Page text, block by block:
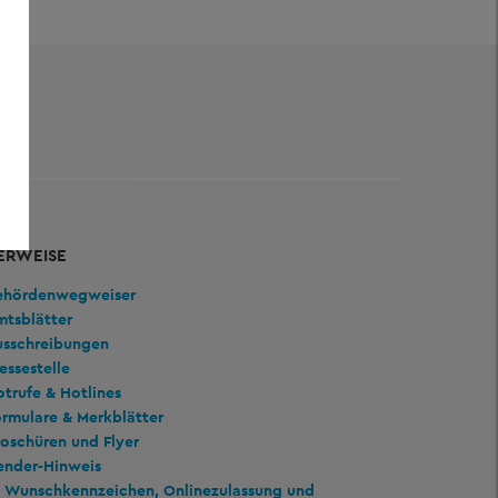
& Hotlines
& Merkblätter
und Flyer
Hinweis
Wunschkennzeichen, Onlinezulassung und